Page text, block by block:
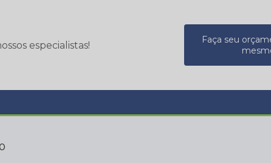
especialistas!
Faça seu